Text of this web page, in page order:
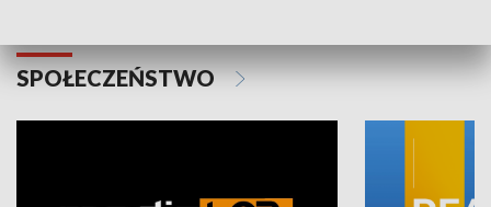
SPOŁECZEŃSTWO